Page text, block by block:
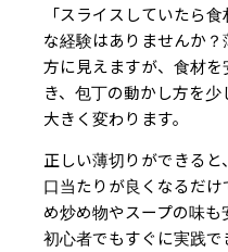
「スライスしていたら
な経験はありませんか
方に見えますが、食材
き、包丁の動かし方を
大きく変わります。
正しい薄切りができる
口当たりが良くなるだ
め炒め物やスープの味も
初心者でもすぐに実践